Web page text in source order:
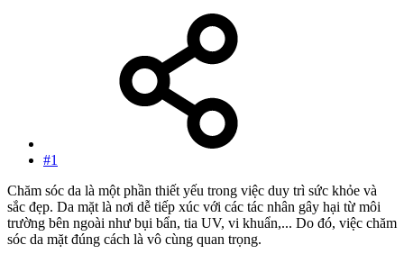
#1
Chăm sóc da là một phần thiết yếu trong việc duy trì sức khỏe và
sắc đẹp. Da mặt là nơi dễ tiếp xúc với các tác nhân gây hại từ môi
trường bên ngoài như bụi bẩn, tia UV, vi khuẩn,... Do đó, việc chăm
sóc da mặt đúng cách là vô cùng quan trọng.